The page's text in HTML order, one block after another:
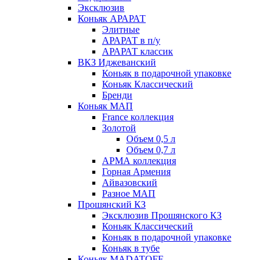
Эксклюзив
Коньяк АРАРАТ
Элитные
АРАРАТ в п/у
АРАРАТ классик
ВКЗ Иджеванский
Коньяк в подарочной упаковке
Коньяк Классический
Бренди
Коньяк МАП
France коллекция
Золотой
Объем 0,5 л
Объем 0,7 л
АРМА коллекция
Горная Армения
Айвазовский
Разное МАП
Прошянский КЗ
Эксклюзив Прошянского КЗ
Коньяк Классический
Коньяк в подарочной упаковке
Коньяк в тубе